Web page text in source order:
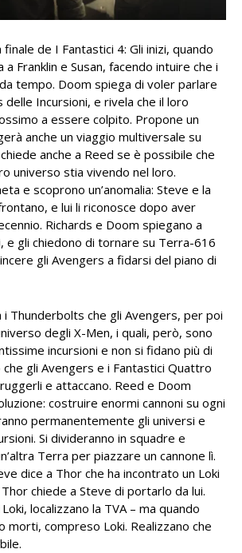
finale de I Fantastici 4: Gli inizi, quando
Franklin e Susan, facendo intuire che i
tempo. Doom spiega di voler parlare
delle Incursioni, e rivela che il loro
a essere colpito. Propone un
anche un viaggio multiversale su
anche a Reed se è possibile che
universo stia vivendo nel loro.
e scoprono un’anomalia: Steve e la
e lui li riconosce dopo aver
Richards e Doom spiegano a
e gli chiedono di tornare su Terra-616
gli Avengers a fidarsi del piano di
i Thunderbolts che gli Avengers, per poi
degli X-Men, i quali, però, sono
incursioni e non si fidano più di
che gli Avengers e i Fantastici Quattro
e attaccano. Reed e Doom
costruire enormi cannoni su ogni
permanentemente gli universi e
Si divideranno in squadre e
Terra per piazzare un cannone lì.
dice a Thor che ha incontrato un Loki
chiede a Steve di portarlo da lui.
localizzano la TVA – ma quando
morti, compreso Loki. Realizzano che